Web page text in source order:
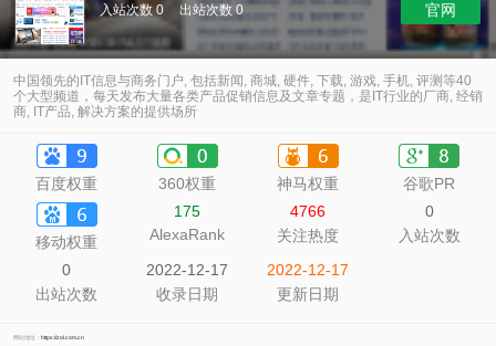
入站次数 0 出站次数 0 官网
中国领先的IT信息与商务门户, 包括新闻, 商城, 硬件, 下载, 游戏, 手机, 评测等40
个大型频道，每天发布大量各类产品促销信息及文章专题，是IT行业的厂商, 经销
商, IT产品, 解决方案的提供场所
百度权重 360权重 神马权重 谷歌PR
移动权重
175
AlexaRank
4766
关注热度
0
入站次数
0
出站次数
2022-12-17
收录日期
2022-12-17
更新日期
网站地址： https://zol.com.cn